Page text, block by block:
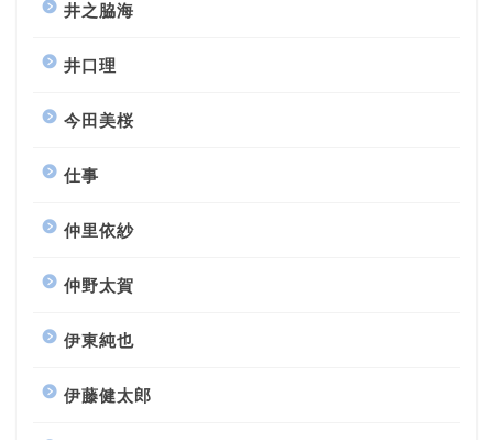
井之脇海
井口理
今田美桜
仕事
仲里依紗
仲野太賀
伊東純也
伊藤健太郎